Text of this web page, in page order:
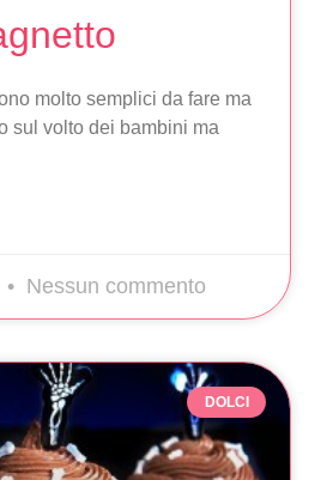
molto semplici da fare ma
sul volto dei bambini ma
Nessun commento
DOLCI